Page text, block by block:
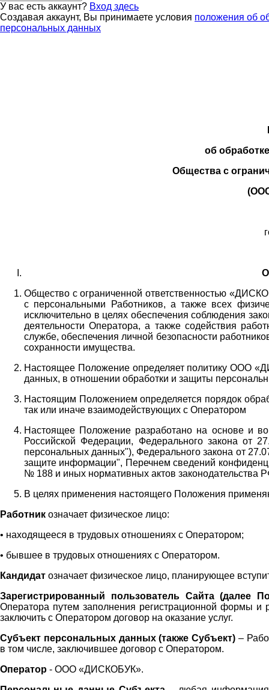
У вас есть аккаунт? Вход здесь
Создавая аккаунт, Вы принимаете условия положения об
персональных данных
об
Общества с
Общество с ограниченной ответственностью
с персональными Работников, а также всех
исключительно в целях обеспечения соблюдения
деятельности Оператора,а также содействия
службе, обеспечения личной безопасности
сохранности имущества.
Настоящее Положение определяет политику ООО
данных, в отношении обработки и защиты
Настоящим Положением определяется порядок
так или иначе взаимодействующих с Оператором
Настоящее Положение разработано на основе и во
Российской Федерации, Федерального закона
персональных данных"), Федерального закона от
защите информации", Перечнем сведений
№ 188 и иных нормативных актов законодательства
В целях применения настоящего Положения
Работник означает физическое лицо:
• находящееся в трудовых отношениях с Оператором;
• бывшее в трудовых отношениях с Оператором.
Кандидат означает физическое лицо, планирующее
Зарегистрированный пользователь Сайта (далее
Оператора путем заполнения регистрационной формы и
заключить с Оператором договор на оказание услуг.
Субъект персональных данных (также Субъект) –
в том числе, заключившее договор с Оператором.
Оператор - ООО «ДИСКОБУК».